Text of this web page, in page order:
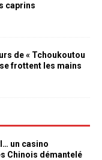
caprins
de « Tchoukoutou
frottent les mains
un casino
Chinois démantelé